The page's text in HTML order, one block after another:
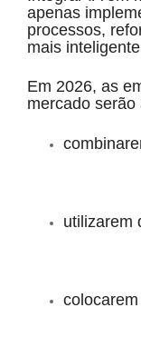
apenas
processos,
mais
Em 2026, as
mercado serão
utilizarem